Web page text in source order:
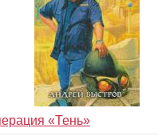
«Тень»